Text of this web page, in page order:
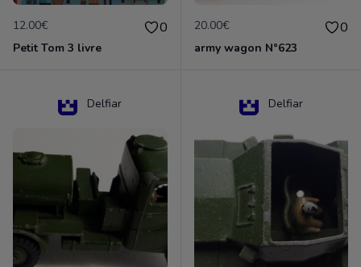
12.00€ 0
Petit Tom 3 livre
20.00€ 0
army wagon N°623
Delfiar Delfiar